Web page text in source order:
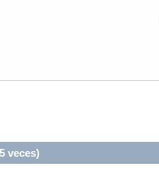
veces)